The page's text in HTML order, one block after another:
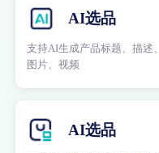
AI选品
支持AI生成产品标题、描述、
图片、视频
AI选品